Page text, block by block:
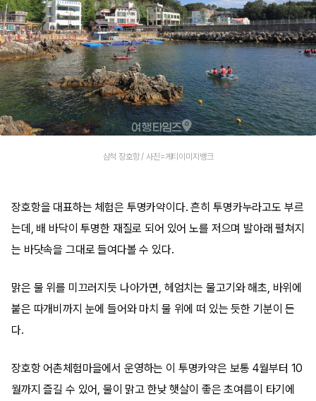
삼척 장호항 / 사진=게티이미지뱅크
장호항을 대표하는 체험은 투명카약이다. 흔히 투명카누라고도 부르
는데, 배 바닥이 투명한 재질로 되어 있어 노를 저으며 발아래 펼쳐지
는 바닷속을 그대로 들여다볼 수 있다.
맑은 물 위를 미끄러지듯 나아가면, 헤엄치는 물고기와 해초, 바위에
붙은 따개비까지 눈에 들어와 마치 물 위에 떠 있는 듯한 기분이 든
다.
장호항 어촌체험마을에서 운영하는 이 투명카약은 보통 4월부터 10
월까지 즐길 수 있어, 물이 맑고 한낮 햇살이 좋은 초여름이 타기에